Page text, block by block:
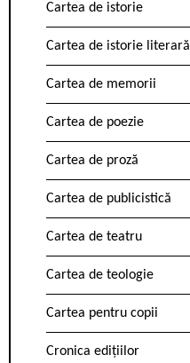
Cartea de istorie
Cartea de istorie literară
Cartea de memorii
Cartea de poezie
Cartea de proză
Cartea de publicistică
Cartea de teatru
Cartea de teologie
Cartea pentru copii
Cronica edițiilor